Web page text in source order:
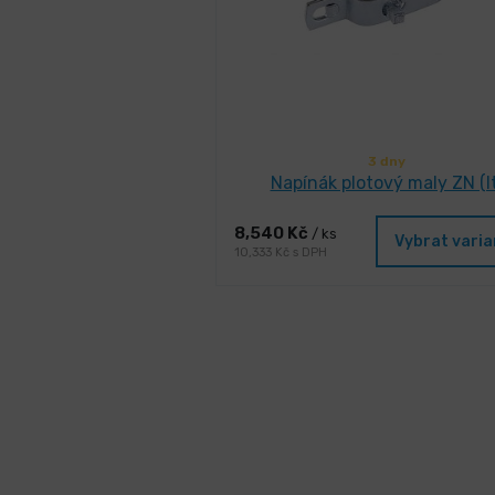
3 dny
Napínák plotový maly ZN
8,540 Kč / ks
10,333 Kč s DPH
Vybrat